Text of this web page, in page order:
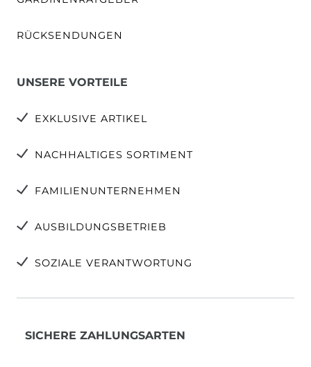
RÜCKSENDUNGEN
UNSERE VORTEILE
EXKLUSIVE ARTIKEL
NACHHALTIGES SORTIMENT
FAMILIENUNTERNEHMEN
AUSBILDUNGSBETRIEB
SOZIALE VERANTWORTUNG
SICHERE ZAHLUNGSARTEN